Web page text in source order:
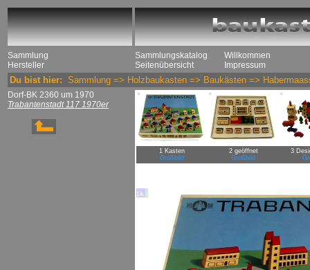
Sammlung
Hersteller
Sammlungskatalog
Seitenübersicht
Willkommen
Impressum
Du bist hier: Sammlung => Holzbaukasten => Baukästen =>
Dorf-BK 2360 um 1970
Trabantenstadt 117 1970er
1 Kasten
Großbild
2 geöffnet
Großbild
3